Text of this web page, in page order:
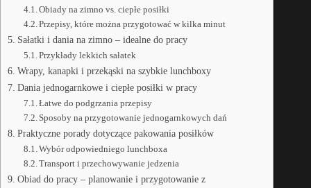
Obiady na zimno vs. ciepłe posiłki
Przepisy, które można przygotować w kilka minut
Sałatki i dania na zimno – idealne do pracy
Przykłady lekkich sałatek
Wrapy, kanapki i przekąski na szybkie lunchboxy
Dania jednogarnkowe i ciepłe posiłki w pracy
Łatwe do podgrzania przepisy
Sposoby na przygotowanie jednogarnkowych dań
Praktyczne porady dotyczące pakowania posiłków
Wybór odpowiedniego lunchboxa
Transport i przechowywanie jedzenia
Obiad do pracy – planowanie i przygotowanie z